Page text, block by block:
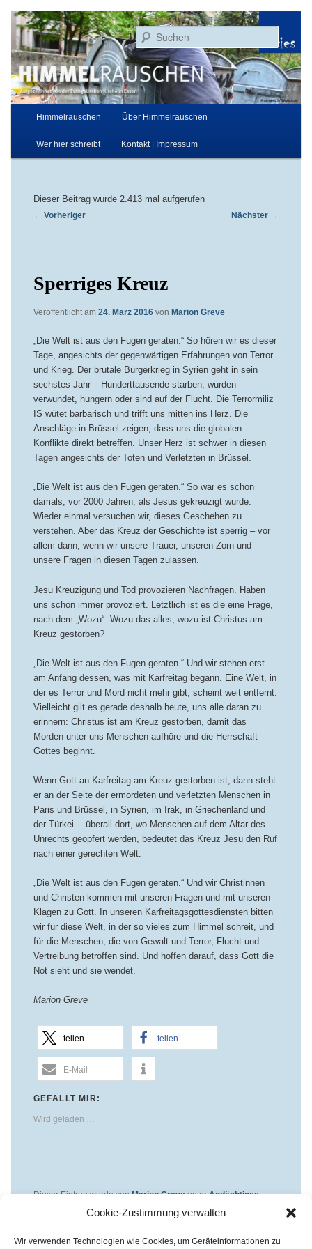
Cookie-Zustimmung verwalten
Wir verwenden Technologien wie Cookies, um Geräteinformationen zu
primären
Inhalt
springen
Himmelrauschen
Aufgezeichnet von der Evangelischen Kirche in Essen
Hauptmenü
Himmelrauschen Über Himmelrauschen
Wer hier schreibt Kontakt | Impressum
Dieser Beitrag wurde 2.413 mal aufgerufen
Beitragsnavigation
← Vorheriger Nächster →
Sperriges Kreuz
Veröffentlicht am 24. März 2016 von Marion Greve
„Die Welt ist aus den Fugen geraten.“ So hören wir es dieser
Tage, angesichts der gegenwärtigen Erfahrungen von Terror
und Krieg. Der brutale Bürgerkrieg in Syrien geht in sein
sechstes Jahr – Hunderttausende starben, wurden
verwundet, hungern oder sind auf der Flucht. Die Terrormiliz
IS wütet barbarisch und trifft uns mitten ins Herz. Die
Anschläge in Brüssel zeigen, dass uns die globalen
Konflikte direkt betreffen. Unser Herz ist schwer in diesen
Tagen angesichts der Toten und Verletzten in Brüssel.
„Die Welt ist aus den Fugen geraten.“ So war es schon
damals, vor 2000 Jahren, als Jesus gekreuzigt wurde.
Wieder einmal versuchen wir, dieses Geschehen zu
verstehen. Aber das Kreuz der Geschichte ist sperrig – vor
allem dann, wenn wir unsere Trauer, unseren Zorn und
unsere Fragen in diesen Tagen zulassen.
Jesu Kreuzigung und Tod provozieren Nachfragen. Haben
uns schon immer provoziert. Letztlich ist es die eine Frage,
nach dem „Wozu“: Wozu das alles, wozu ist Christus am
Kreuz gestorben?
„Die Welt ist aus den Fugen geraten.“ Und wir stehen erst
am Anfang dessen, was mit Karfreitag begann. Eine Welt, in
der es Terror und Mord nicht mehr gibt, scheint weit entfernt.
Vielleicht gilt es gerade deshalb heute, uns alle daran zu
erinnern: Christus ist am Kreuz gestorben, damit das
Morden unter uns Menschen aufhöre und die Herrschaft
Gottes beginnt.
Wenn Gott an Karfreitag am Kreuz gestorben ist, dann steht
er an der Seite der ermordeten und verletzten Menschen in
Paris und Brüssel, in Syrien, im Irak, in Griechenland und
der Türkei… überall dort, wo Menschen auf dem Altar des
Unrechts geopfert werden, bedeutet das Kreuz Jesu den Ruf
nach einer gerechten Welt.
„Die Welt ist aus den Fugen geraten.“ Und wir Christinnen
und Christen kommen mit unseren Fragen und mit unseren
Klagen zu Gott. In unseren Karfreitagsgottesdiensten bitten
wir für diese Welt, in der so vieles zum Himmel schreit, und
für die Menschen, die von Gewalt und Terror, Flucht und
Vertreibung betroffen sind. Und hoffen darauf, dass Gott die
Not sieht und sie wendet.
Marion Greve
teilen teilen
E-Mail
GEFÄLLT MIR:
Wird geladen …
Dieser Eintrag wurde vonMarion GreveunterAndächtiges
veröffentlicht und mit Flucht und Vertreibung Gerechtigkeit
Kreuzigung,
Permalink .